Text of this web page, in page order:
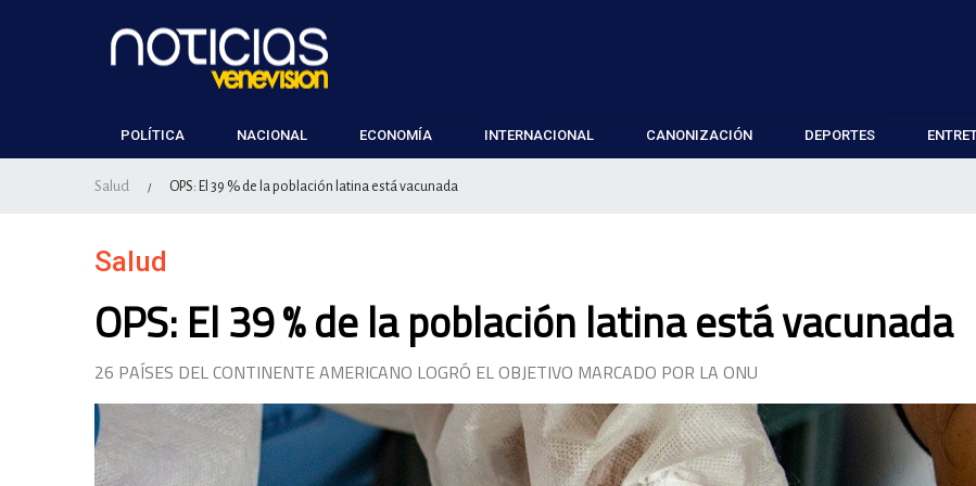
POLÍTICA NACIONAL ECONOMÍA INTERNACIONAL CANONIZACIÓN DEPORTES
Salud / OPS: El 39 % de la población latina está vacunada
Salud
OPS: El 39 % de la población latina está vacunada
26 PAÍSES DEL CONTINENTE AMERICANO LOGRÓ EL OBJETIVO MARCADO POR LA ONU